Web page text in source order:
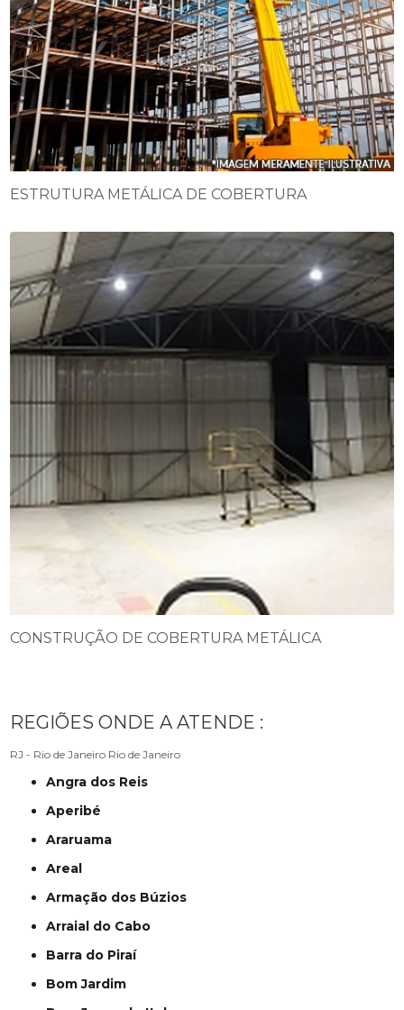
ESTRUTURA METÁLICA DE COBERTURA
CONSTRUÇÃO DE COBERTURA METÁLICA
REGIÕES ONDE A ATENDE :
RJ - Rio de Janeiro Rio de Janeiro
Angra dos Reis
Aperibé
Araruama
Areal
Armação dos Búzios
Arraial do Cabo
Barra do Piraí
Bom Jardim